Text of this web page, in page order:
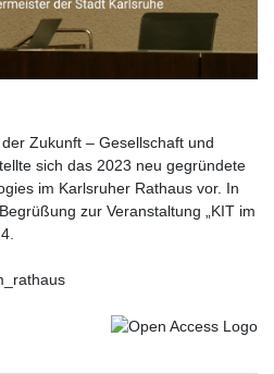
Video
Zukunft – Gesellschaft und
sich das 2023 neu gegründete
im Karlsruher Rathaus vor. In
zur Veranstaltung „KIT im